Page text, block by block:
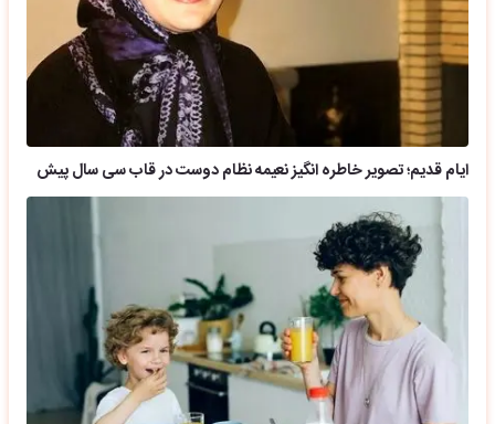
ایام قدیم؛ تصویر خاطره انگیز نعیمه نظام دوست در قاب سی سال پیش